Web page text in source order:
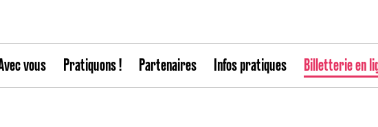
vous Pratiquons ! Partenaires Infos pratiques Billetterie en